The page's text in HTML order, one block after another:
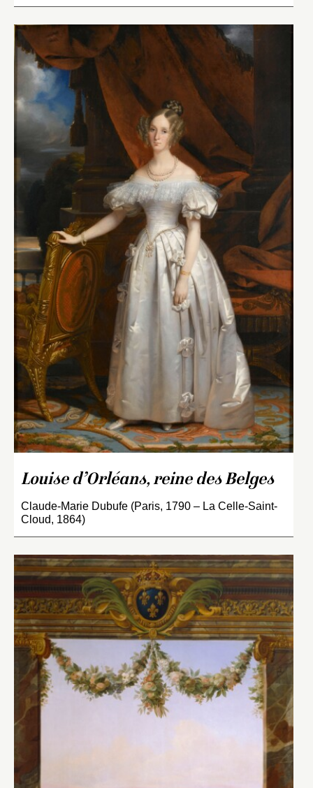
Louise d’Orléans, reine des Belges
Claude-Marie Dubufe (Paris, 1790 – La Celle-Saint-
Cloud, 1864)